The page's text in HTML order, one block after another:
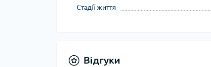
Стадії життя
Відгуки